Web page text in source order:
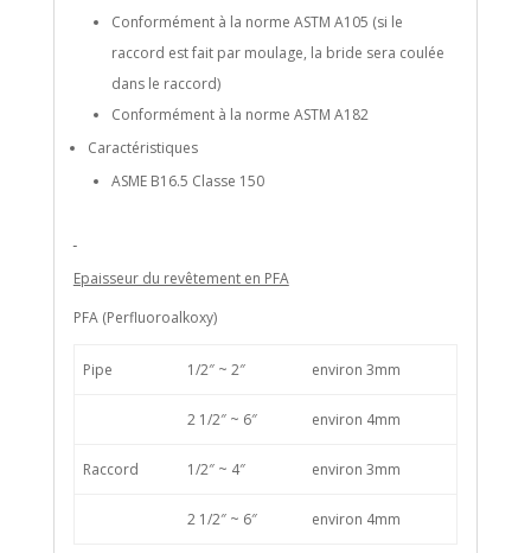
Conformément à la norme ASTM A105 (si le
raccord est fait par moulage, la bride sera coulée
dans le raccord)
Conformément à la norme ASTM A182
Caractéristiques
ASME B16.5 Classe 150
Epaisseur du revêtement en PFA
PFA (Perfluoroalkoxy)
Pipe 1/2″ ~ 2″ environ 3mm
2 1/2″ ~ 6″ environ 4mm
Raccord 1/2″ ~ 4″ environ 3mm
2 1/2″ ~ 6″ environ 4mm